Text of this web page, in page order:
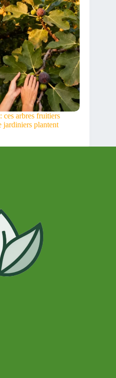
arbres fruitiers
jardiniers plantent